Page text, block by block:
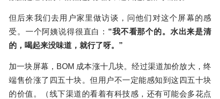
但后来我们去用户家里做访谈，问他们对这个屏幕的感
受。一个阿姨说得很直白： “我不看那个的。水出来是清
的，喝起来没味道，就行了呀。”
加一块屏幕，BOM 成本涨十几块。经过渠道加价放大，终
端售价涨了四五十块。但用户不一定能感知到这四五十块
的价值。（线下渠道的看着有科技感，还有可能会多花点